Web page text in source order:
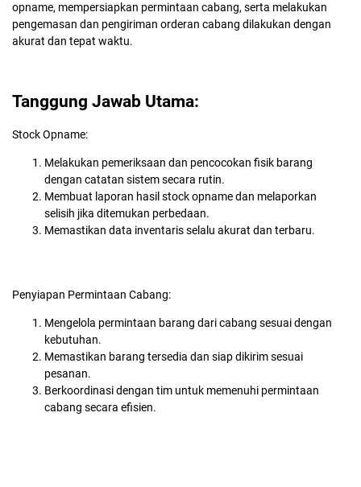
opname, mempersiapkan permintaan cabang, serta melakukan
pengemasan dan pengiriman orderan cabang dilakukan dengan
akurat dan tepat waktu.
Tanggung Jawab Utama:
Stock Opname:
Melakukan pemeriksaan dan pencocokan fisik barang
dengan catatan sistem secara rutin.
Membuat laporan hasil stock opname dan melaporkan
selisih jika ditemukan perbedaan.
Memastikan data inventaris selalu akurat dan terbaru.
Penyiapan Permintaan Cabang:
Mengelola permintaan barang dari cabang sesuai dengan
kebutuhan.
Memastikan barang tersedia dan siap dikirim sesuai
pesanan.
Berkoordinasi dengan tim untuk memenuhi permintaan
cabang secara efisien.